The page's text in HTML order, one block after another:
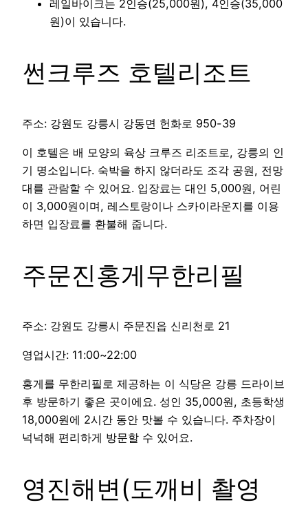
레일바이크는 2인승(25,000원), 4인승(35,000
원)이 있습니다.
썬크루즈 호텔리조트
주소: 강원도 강릉시 강동면 헌화로 950-39
이 호텔은 배 모양의 육상 크루즈 리조트로, 강릉의 인
기 명소입니다. 숙박을 하지 않더라도 조각 공원, 전망
대를 관람할 수 있어요. 입장료는 대인 5,000원, 어린
이 3,000원이며, 레스토랑이나 스카이라운지를 이용
하면 입장료를 환불해 줍니다.
주문진홍게무한리필
주소: 강원도 강릉시 주문진읍 신리천로 21
영업시간: 11:00~22:00
홍게를 무한리필로 제공하는 이 식당은 강릉 드라이브
후 방문하기 좋은 곳이에요. 성인 35,000원, 초등학생
18,000원에 2시간 동안 맛볼 수 있습니다. 주차장이
넉넉해 편리하게 방문할 수 있어요.
영진해변(도깨비 촬영